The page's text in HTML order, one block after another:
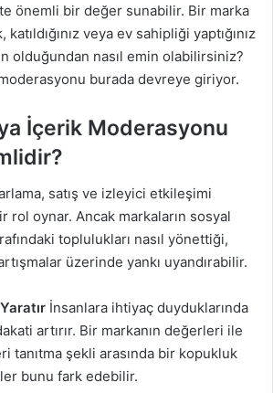
önemli bir değer sunabilir. Bir marka
veya ev sahipliği yaptığınız
olduğundan nasıl emin olabilirsiniz?
burada devreye giriyor.
İçerik Moderasyonu
satış ve izleyici etkileşimi
rol oynar. Ancak markaların sosyal
toplulukları nasıl yönettiği,
üzerinde yankı uyandırabilir.
İnsanlara ihtiyaç duyduklarında
artırır. Bir markanın değerleri ile
tanıtma şekli arasında bir kopukluk
bunu fark edebilir.